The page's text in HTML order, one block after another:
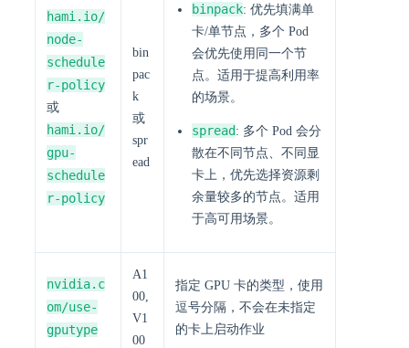
hami.io/
node-
schedule
r-policy
或
hami.io/
gpu-
schedule
r-policy
bin
pac
k
或
spr
ead
binpack: 优先填满单
卡/单节点，多个 Pod
会优先使用同一个节
点。适用于提高利用率
的场景。
spread : 多个 Pod 会分
散在不同节点、不同显
卡上，优先选择资源剩
余量较多的节点。适用
于高可用场景。
nvidia.c
om/use-
gputype
A1
00,
V1
00
指定 GPU 卡的类型，使用
逗号分隔，不会在未指定
的卡上启动作业